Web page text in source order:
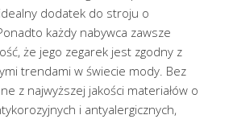
dodatek do stroju o
każdy nabywca zawsze
że jego zegarek jest zgodny z
trendami w świecie mody. Bez
z najwyższej jakości materiałów o
i antyalergicznych,